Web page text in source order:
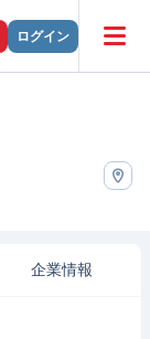
ログイン
企業情報